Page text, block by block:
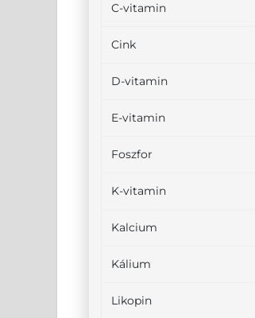
C-vitamin
Cink
D-vitamin
E-vitamin
Foszfor
K-vitamin
Kalcium
Kálium
Likopin